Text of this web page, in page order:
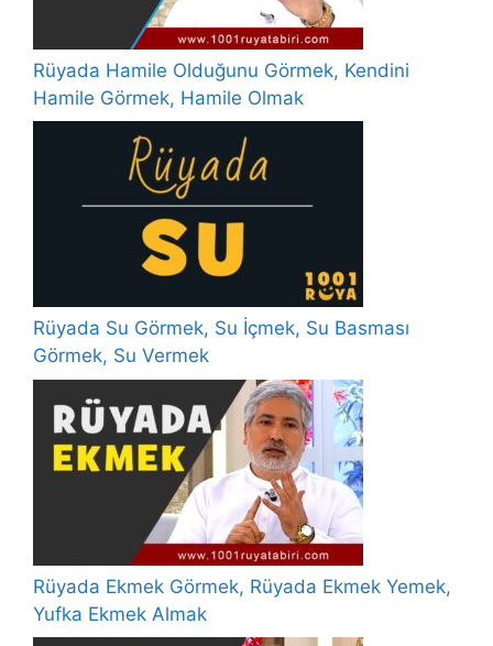
Rüyada Hamile Olduğunu Görmek, Kendini
Hamile Görmek, Hamile Olmak
Rüyada Su Görmek, Su İçmek, Su Basması
Görmek, Su Vermek
Rüyada Ekmek Görmek, Rüyada Ekmek Yemek,
Yufka Ekmek Almak